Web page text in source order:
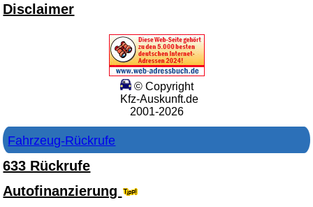
Disclaimer
© Copyright
Kfz-Auskunft.de
2001-2026
Fahrzeug-Rückrufe
633 Rückrufe
Autofinanzierung